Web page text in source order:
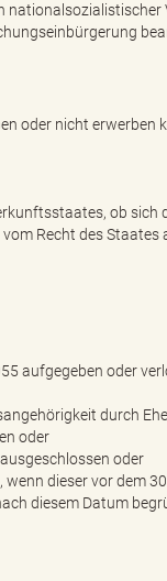
nationalsozialistischer
oder nicht erwerben
ob sich
Recht des Staates
aufgegeben oder
durch
oder
oder
dieser vor dem
diesem Datum